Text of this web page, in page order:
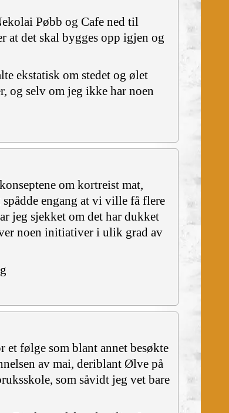
Pøbb og Cafe ned til
at det skal bygges opp igjen og
ekstatisk om stedet og ølet
og selv om jeg ikke har noen
om kortreist mat,
engang at vi ville få flere
jeg sjekket om det har dukket
noen initiativer i ulik grad av
et følge som blant annet besøkte
av mai, deriblant Ølve på
som såvidt jeg vet bare